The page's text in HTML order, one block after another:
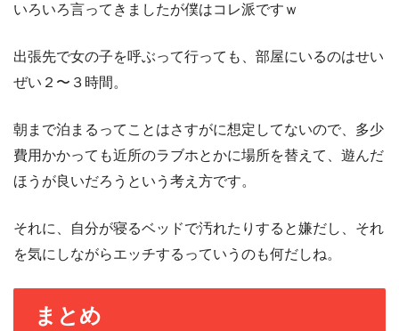
いろいろ言ってきましたが僕はコレ派ですｗ
出張先で女の子を呼ぶって行っても、部屋にいるのはせい
ぜい２〜３時間。
朝まで泊まるってことはさすがに想定してないので、多少
費用かかっても近所のラブホとかに場所を替えて、遊んだ
ほうが良いだろうという考え方です。
それに、自分が寝るベッドで汚れたりすると嫌だし、それ
を気にしながらエッチするっていうのも何だしね。
まとめ